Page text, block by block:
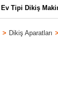
Ev Tipi Dikiş
Dikiş Aparatları